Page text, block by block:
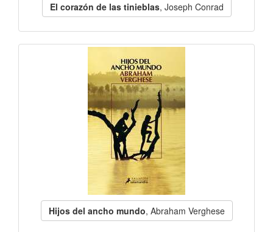
El corazón de las tinieblas, Joseph Conrad
Hijos del ancho mundo, Abraham Verghese